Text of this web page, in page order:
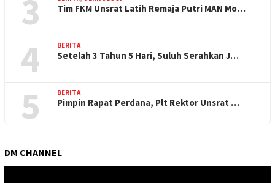
3 Tim FKM Unsrat Latih Remaja Putri MAN Mo…
4 BERITA
Setelah 3 Tahun 5 Hari, Suluh Serahkan J…
5 BERITA
Pimpin Rapat Perdana, Plt Rektor Unsrat …
DM CHANNEL